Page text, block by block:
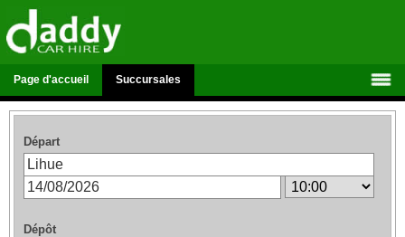
Page d'accueil Succursales
Départ
Dépôt